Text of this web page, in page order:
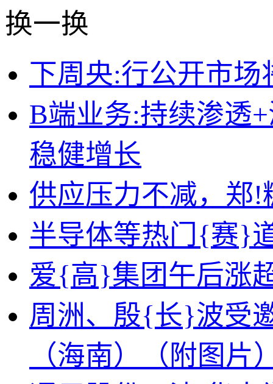
换一换
下周央:行公开市场
B端业务:持续渗透
稳健增长
供应压力不减，郑!
半导体等热门{赛}
爱{高}集团午后涨
周洲、殷{长}波受
（海南）（附图片